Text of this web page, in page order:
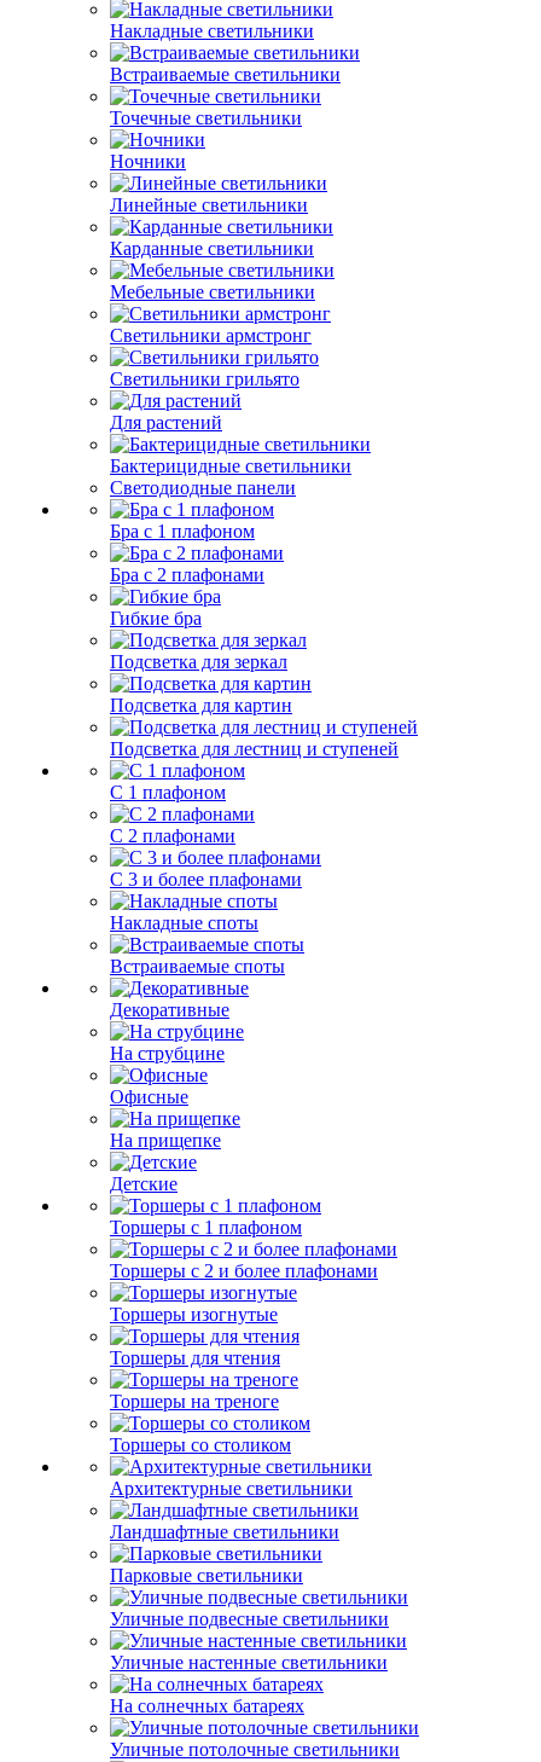
Накладные светильники
Встраиваемые светильники
Точечные светильники
Ночники
Линейные светильники
Карданные светильники
Мебельные светильники
Светильники армстронг
Светильники грильято
Для растений
Бактерицидные светильники
Светодиодные панели
Бра с 1 плафоном
Бра с 2 плафонами
Гибкие бра
Подсветка для зеркал
Подсветка для картин
Подсветка для лестниц и ступеней
С 1 плафоном
С 2 плафонами
С 3 и более плафонами
Накладные споты
Встраиваемые споты
Декоративные
На струбцине
Офисные
На прищепке
Детские
Торшеры с 1 плафоном
Торшеры с 2 и более плафонами
Торшеры изогнутые
Торшеры для чтения
Торшеры на треноге
Торшеры со столиком
Архитектурные светильники
Ландшафтные светильники
Парковые светильники
Уличные подвесные светильники
Уличные настенные светильники
На солнечных батареях
Уличные потолочные светильники